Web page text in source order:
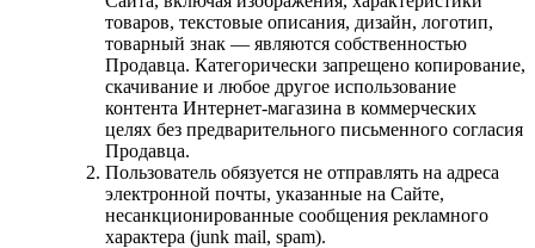
товаров, текстовые описания, дизайн, логотип,
товарный знак — являются собственностью
Продавца. Категорически запрещено копирование,
скачивание и любое другое использование
контента Интернет-магазина в коммерческих
целях без предварительного письменного согласия
Продавца.
Пользователь обязуется не отправлять на адреса
электронной почты, указанные на Сайте,
несанкционированные сообщения рекламного
характера (junk mail, spam).